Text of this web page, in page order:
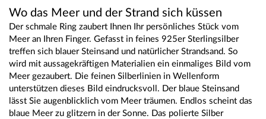
Wo das Meer und der Strand sich küssen
Der schmale Ring zaubert Ihnen Ihr persönliches Stück vom
Meer an Ihren Finger. Gefasst in feines 925er Sterlingsilber
treffen sich blauer Steinsand und natürlicher Strandsand. So
wird mit aussagekräftigen Materialien ein einmaliges Bild vom
Meer gezaubert. Die feinen Silberlinien in Wellenform
unterstützen dieses Bild eindrucksvoll. Der blaue Steinsand
lässt Sie augenblicklich vom Meer träumen. Endlos scheint das
blaue Meer zu glitzern in der Sonne. Das polierte Silber